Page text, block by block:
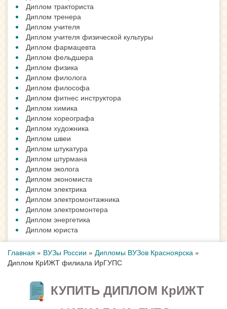
Диплом тракториста
Диплом тренера
Диплом учителя
Диплом учителя физической культуры
Диплом фармацевта
Диплом фельдшера
Диплом физика
Диплом филолога
Диплом философа
Диплом фитнес инструктора
Диплом химика
Диплом хореографа
Диплом художника
Диплом швеи
Диплом штукатура
Диплом штурмана
Диплом эколога
Диплом экономиста
Диплом электрика
Диплом электромонтажника
Диплом электромонтера
Диплом энергетика
Диплом юриста
Главная » ВУЗы России » Дипломы ВУЗов Красноярска »
Диплом КрИЖТ филиала ИрГУПС
КУПИТЬ ДИПЛОМ КрИЖТ